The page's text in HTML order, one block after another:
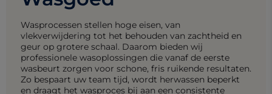
Wasprocessen stellen hoge eisen, van
vlekverwijdering tot het behouden van zachtheid en
geur op grotere schaal. Daarom bieden wij
professionele wasoplossingen die vanaf de eerste
wasbeurt zorgen voor schone, fris ruikende resultaten.
Zo bespaart uw team tijd, wordt herwassen beperkt
en draagt het wasproces bij aan een consistente